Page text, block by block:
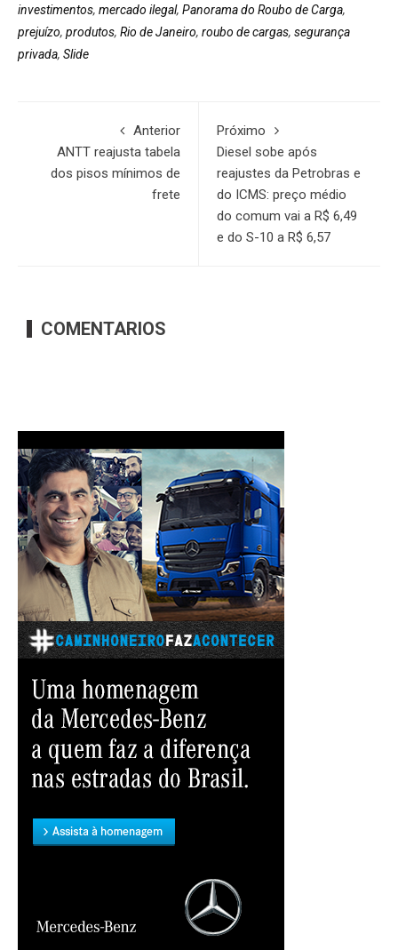
investimentos, mercado ilegal, Panorama do Roubo de Carga,
prejuízo, produtos, Rio de Janeiro, roubo de cargas, segurança
privada, Slide
Anterior
ANTT reajusta tabela
dos pisos mínimos de
frete
Próximo
Diesel sobe após
reajustes da Petrobras e
do ICMS: preço médio
do comum vai a R$ 6,49
e do S-10 a R$ 6,57
COMENTARIOS